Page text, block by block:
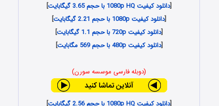
[دانلود کیفیت 1080p HQ با حجم 3.65 گیگابایت
]
[دانلود کیفیت 1080p با حجم 2.21 گیگابایت
]
[دانلود کیفیت 720p با حجم 1.1 گیگابایت
]
[دانلود کیفیت 480p با حجم 569 مگابایت ]
(دوبله فارسی موسسه سورن)
[دانلود کیفیت 1080p HQ با حجم 2.56 گیگابایت
]